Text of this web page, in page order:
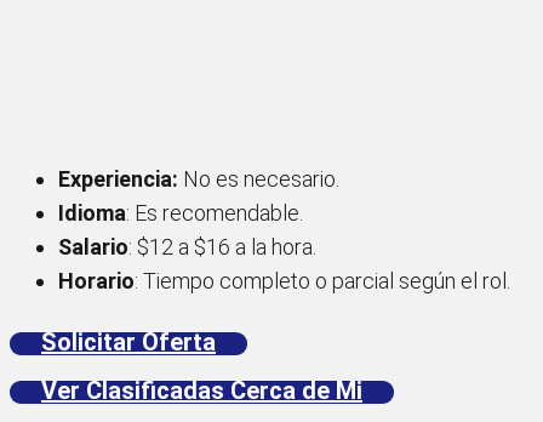
Experiencia: No es necesario.
Idioma: Es recomendable.
Salario: $12 a $16 a la hora.
Horario: Tiempo completo o parcial según el rol.
Solicitar Oferta
Ver Clasificadas Cerca de Mi